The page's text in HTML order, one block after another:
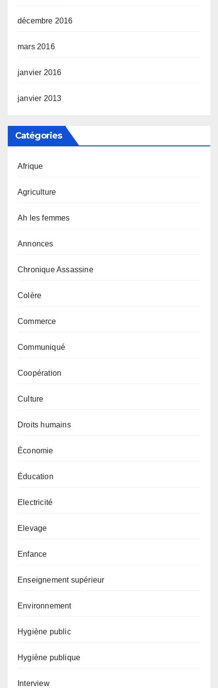
décembre 2016
mars 2016
janvier 2016
janvier 2013
Catégories
Afrique
Agriculture
Ah les femmes
Annonces
Chronique Assassine
Colère
Commerce
Communiqué
Coopération
Culture
Droits humains
Économie
Éducation
Electricité
Elevage
Enfance
Enseignement supérieur
Environnement
Hygiène public
Hygiène publique
Interview